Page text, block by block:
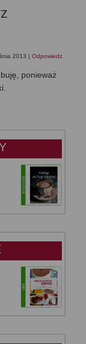
2013 | Odpowiedz
ponieważ